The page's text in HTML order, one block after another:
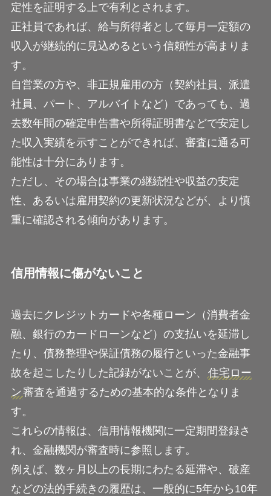
定性を証明する上で有利とされます。
正社員であれば、給与所得者として毎月一定額の
収入が継続的に見込めるという信頼性が高まりま
す。
自営業の方や、非正規雇用の方（契約社員、派遣
社員、パート、アルバイトなど）であっても、過
去数年間の確定申告書や所得証明書などで安定し
た収入実績を示すことができれば、審査に通る可
能性は十分にあります。
ただし、その場合は事業の継続性や収益の安定
性、あるいは雇用契約の更新状況などが、より慎
重に確認される傾向があります。
信用情報に傷がないこと
過去にクレジットカードや各種ローン（消費者金
融、銀行のカードローンなど）の支払いを延滞し
たり、債務整理や保証債務の履行といった金融事
故を起こしたりした記録がないことが、
住宅ロー
ン 審査を通過するための基本的な条件となりま
す。
これらの情報は、信用情報機関に一定期間登録さ
れ、金融機関が審査時に参照します。
例えば、数ヶ月以上の長期にわたる延滞や、破産
などの法的手続きの履歴は、一般的に5年から10年